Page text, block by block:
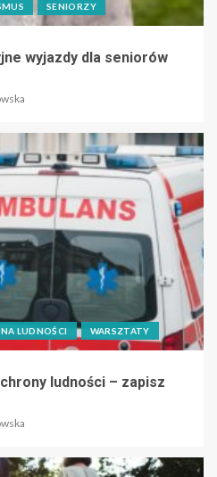
SENIORZY
wyjazdy dla seniorów
LUDNOŚCI WARSZTATY
ludności – zapisz